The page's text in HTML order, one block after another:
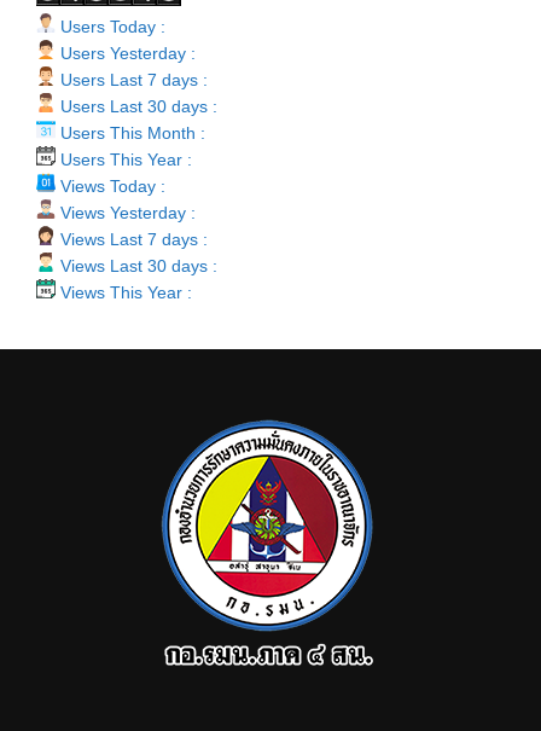
Users Today :
Users Yesterday :
Users Last 7 days :
Users Last 30 days :
Users This Month :
Users This Year :
Views Today :
Views Yesterday :
Views Last 7 days :
Views Last 30 days :
Views This Year :